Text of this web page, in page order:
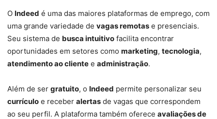
O Indeed é uma das maiores plataformas de emprego, com
uma grande variedade de vagas remotas e presenciais.
Seu sistema de busca intuitivo facilita encontrar
oportunidades em setores como marketing, tecnologia,
atendimento ao cliente e administração.
Além de ser gratuito, o Indeed permite personalizar seu
currículo e receber alertas de vagas que correspondem
ao seu perfil. A plataforma também oferece avaliações de